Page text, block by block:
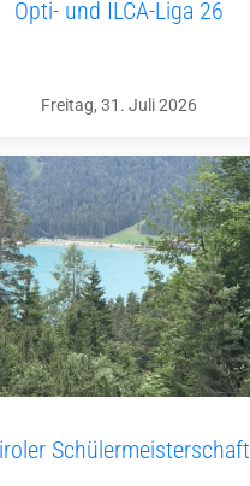
Opti- und ILCA-Liga 26
Freitag, 31. Juli 2026
Schülermeisterschaft